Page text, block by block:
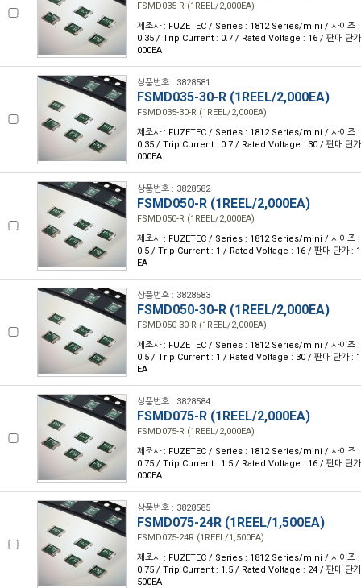
FSMD035-R (1REEL/2,000EA)
제조사 : FUZETEC / Series : 1812 Series/mini / 사이
0.35 / Trip Current : 0.7 / Rated Voltage : 16 / 판매 단가
000EA
상품번호 : 3828581
FSMD035-30-R (1REEL/2,000EA)
FSMD035-30-R (1REEL/2,000EA)
제조사 : FUZETEC / Series : 1812 Series/mini / 사이
0.35 / Trip Current : 0.7 / Rated Voltage : 30 / 판매 단가
000EA
상품번호 : 3828582
FSMD050-R (1REEL/2,000EA)
FSMD050-R (1REEL/2,000EA)
제조사 : FUZETEC / Series : 1812 Series/mini / 사이
0.5 / Trip Current : 1 / Rated Voltage : 16 / 판매 단가 :
EA
상품번호 : 3828583
FSMD050-30-R (1REEL/2,000EA)
FSMD050-30-R (1REEL/2,000EA)
제조사 : FUZETEC / Series : 1812 Series/mini / 사이
0.5 / Trip Current : 1 / Rated Voltage : 30 / 판매 단가 :
EA
상품번호 : 3828584
FSMD075-R (1REEL/2,000EA)
FSMD075-R (1REEL/2,000EA)
제조사 : FUZETEC / Series : 1812 Series/mini / 사이
0.75 / Trip Current : 1.5 / Rated Voltage : 16 / 판매 단가
000EA
상품번호 : 3828585
FSMD075-24R (1REEL/1,500EA)
FSMD075-24R (1REEL/1,500EA)
제조사 : FUZETEC / Series : 1812 Series/mini / 사이
0.75 / Trip Current : 1.5 / Rated Voltage : 24 / 판매 단가
500EA